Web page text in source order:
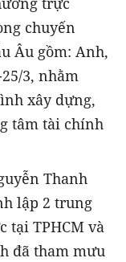
chuyến
Âu gồm: Anh,
3, nhằm
xây dựng,
tâm tài chính
Thanh
lập 2 trung
tại TPHCM và
đã tham mưu